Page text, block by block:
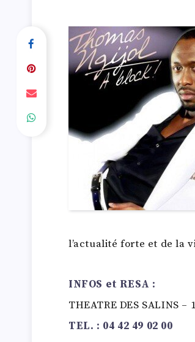
l’actualité forte et de la
INFOS et RESA :
THEATRE DES SALINS
TEL. : 04 42 49 02 00